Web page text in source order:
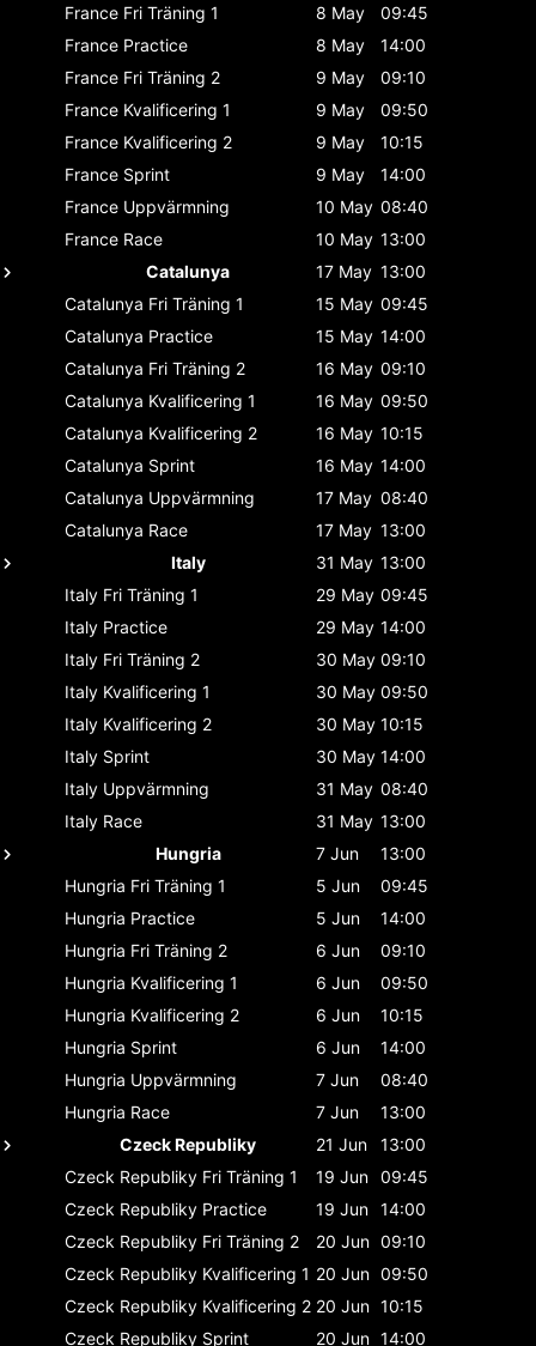
France Fri Träning 1 8 May
09:45
France Practice 8 May
14:00
France Fri Träning 2 9 May
09:10
France Kvalificering 1 9 May
09:50
France Kvalificering 2 9 May
10:15
France Sprint 9 May
14:00
France Uppvärmning 10 May 08:40
France Race 10 May 13:00
Catalunya
17 May 13:00
Catalunya Fri Träning 1 15 May 09:45
Catalunya Practice 15 May 14:00
Catalunya Fri Träning 2 16 May 09:10
Catalunya Kvalificering 1 16 May 09:50
Catalunya Kvalificering 2 16 May 10:15
Catalunya Sprint 16 May 14:00
Catalunya Uppvärmning 17 May 08:40
Catalunya Race 17 May 13:00
Italy
31 May 13:00
Italy Fri Träning 1 29 May 09:45
Italy Practice 29 May 14:00
Italy Fri Träning 2 30 May 09:10
Italy Kvalificering 1 30 May 09:50
Italy Kvalificering 2 30 May 10:15
Italy Sprint 30 May 14:00
Italy Uppvärmning 31 May 08:40
Italy Race 31 May 13:00
Hungria
7 Jun
13:00
Hungria Fri Träning 1 5 Jun
09:45
Hungria Practice 5 Jun
14:00
Hungria Fri Träning 2 6 Jun
09:10
Hungria Kvalificering 1 6 Jun
09:50
Hungria Kvalificering 2 6 Jun
10:15
Hungria Sprint 6 Jun
14:00
Hungria Uppvärmning 7 Jun
08:40
Hungria Race 7 Jun
13:00
Czeck Republiky
21 Jun
13:00
Czeck Republiky Fri Träning 1 19 Jun 09:45
Czeck Republiky Practice 19 Jun 14:00
Czeck Republiky Fri Träning 2 20 Jun 09:10
Czeck Republiky Kvalificering 1 20 Jun 09:50
Czeck Republiky Kvalificering 2 20 Jun 10:15
Czeck Republiky Sprint 20 Jun 14:00